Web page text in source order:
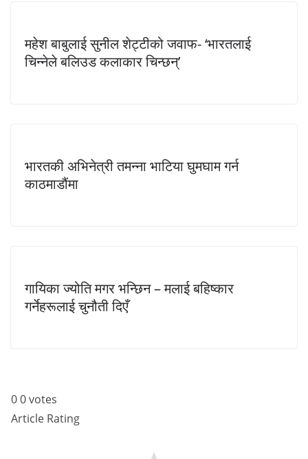
महेश बाबुलाई सुनील शेट्टीको जवाफ- ‘भारतलाई
चिन्नेले बलिउड कलाकार चिन्छन्’
भारतकी अभिनेत्री तमन्ना भाटिया घुमघाम गर्न
काठमाडौंमा
गायिका ज्योति मगर भन्छिन – मलाई बहिष्कार
गर्नेहरूलाई चुनौती दिएँ
00votes
Article Rating